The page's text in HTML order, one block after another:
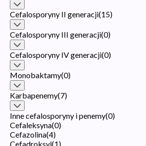
Cefalosporyny II generacji(15)
Cefalosporyny III generacji(0)
Cefalosporyny IV generacji(0)
Monobaktamy(0)
Karbapenemy(7)
Inne cefalosporyny i penemy(0)
Cefaleksyna(0)
Cefazolina(4)
Cefadroksyl(1)